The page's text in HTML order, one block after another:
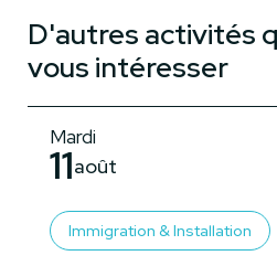
D'autres activités
vous intéresser
Mardi
11août
Immigration & Installation